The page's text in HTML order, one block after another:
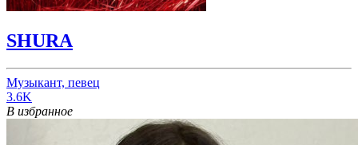
SHURA
Музыкант, певец
3.6K
В избранное